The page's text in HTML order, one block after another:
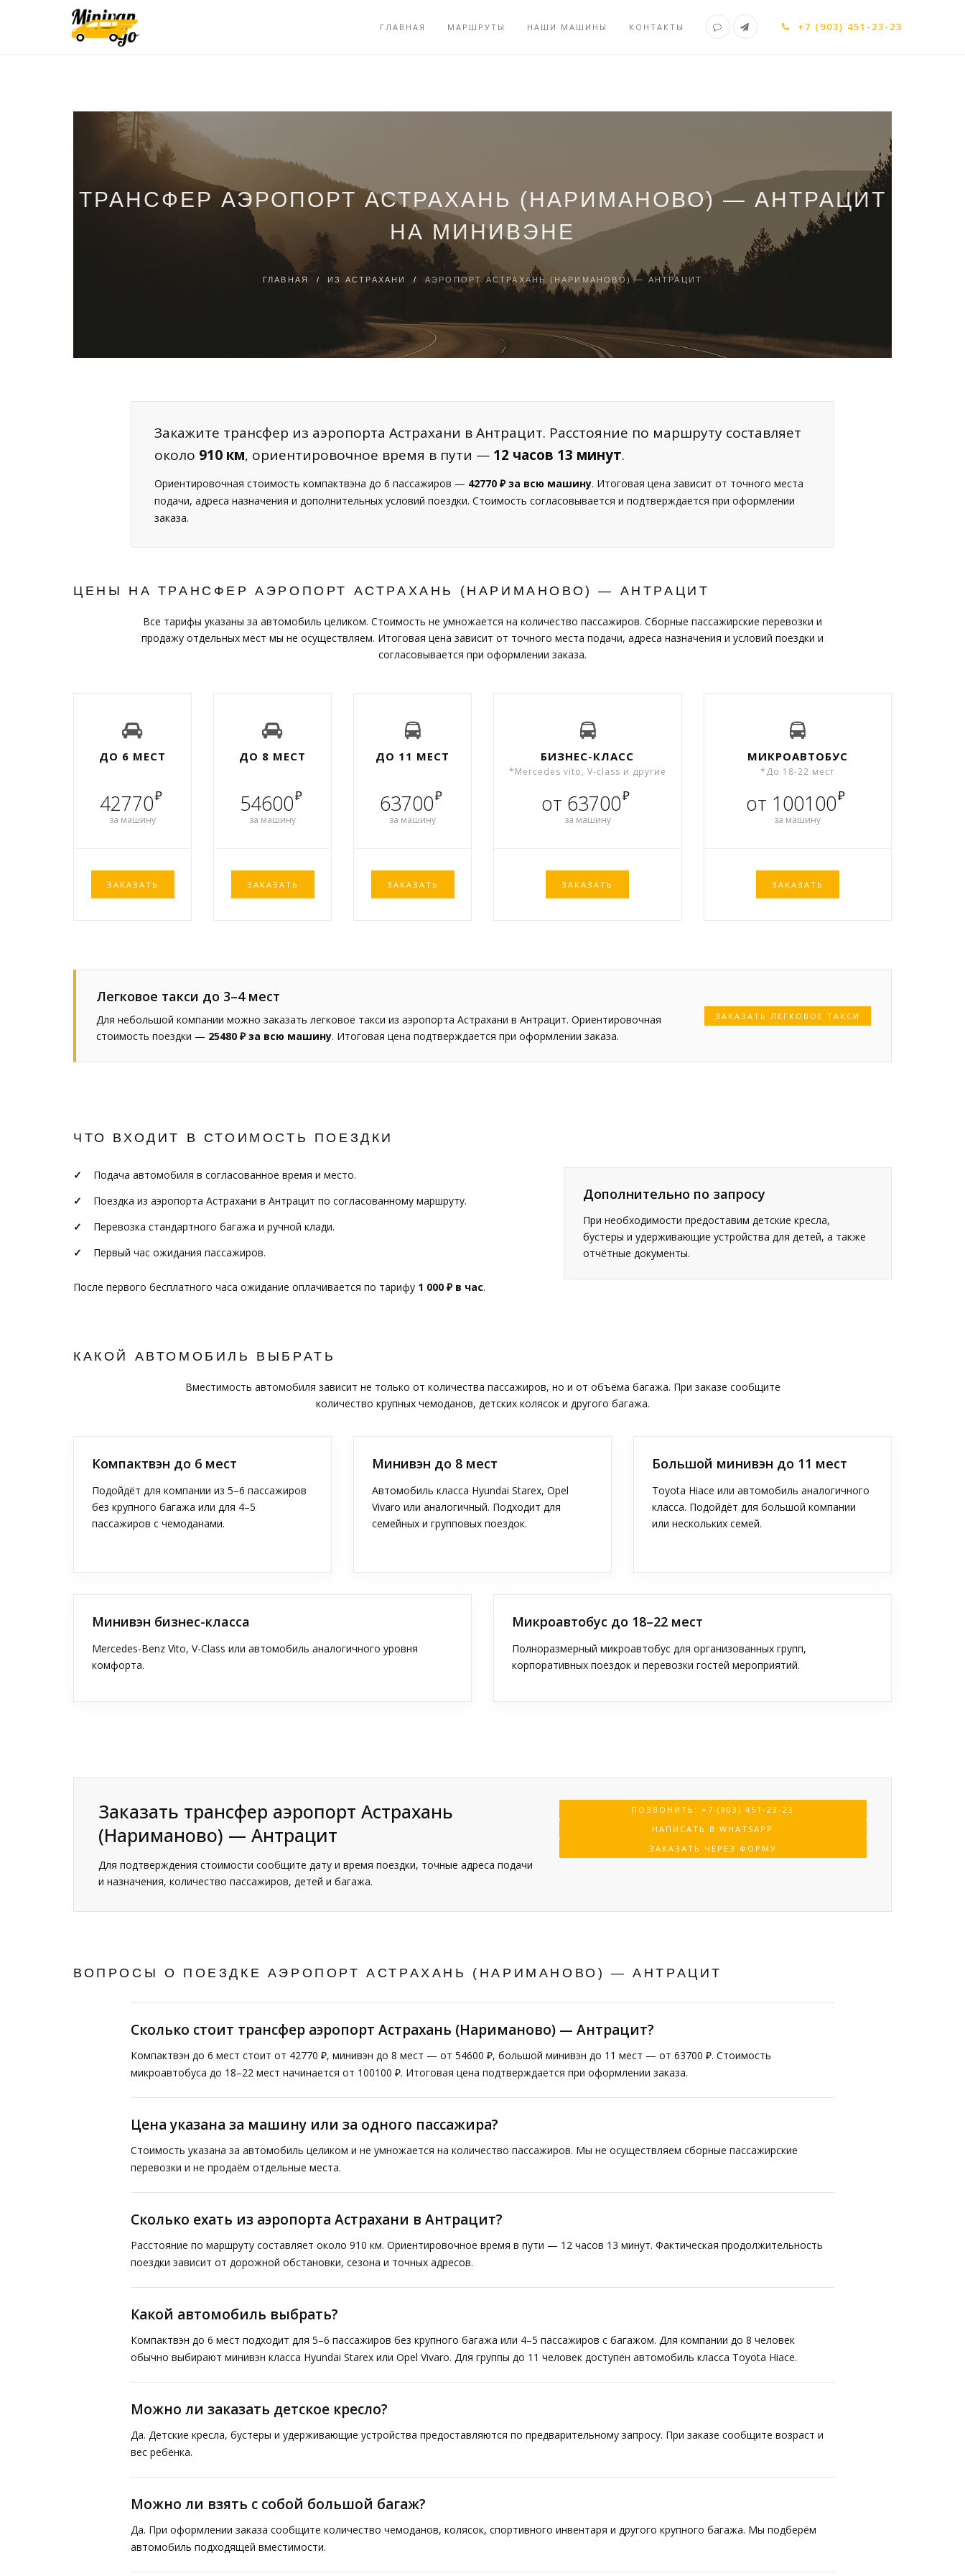
ГЛАВНАЯ МАРШРУТЫ НАШИ МАШИНЫ КОНТАКТЫ +7 (903) 451-23-23
ТРАНСФЕР АЭРОПОРТ АСТРАХАНЬ (НАРИМАНОВО) — АНТРАЦИТ
НА МИНИВЭНЕ
ГЛАВНАЯ /ИЗ АСТРАХАНИ /АЭРОПОРТ АСТРАХАНЬ (НАРИМАНОВО) — АНТРАЦИТ
Закажите трансфер из аэропорта Астрахани в Антрацит. Расстояние по маршруту составляет
около 910 км, ориентировочное время в пути — 12 часов 13 минут.
Ориентировочная стоимость компактвэна до 6 пассажиров — 42770 ₽ за всю машину. Итоговая цена зависит от точного места
подачи, адреса назначения и дополнительных условий поездки. Стоимость согласовывается и подтверждается при оформлении
заказа.
ЦЕНЫ НА ТРАНСФЕР АЭРОПОРТ АСТРАХАНЬ (НАРИМАНОВО) — АНТРАЦИТ
Все тарифы указаны за автомобиль целиком. Стоимость не умножается на количество пассажиров. Сборные пассажирские перевозки и
продажу отдельных мест мы не осуществляем. Итоговая цена зависит от точного места подачи, адреса назначения и условий поездки и
согласовывается при оформлении заказа.
ДО 6 МЕСТ
42770₽
за машину
ЗАКАЗАТЬ
ДО 8 МЕСТ
54600₽
за машину
ЗАКАЗАТЬ
ДО 11 МЕСТ
63700₽
за машину
ЗАКАЗАТЬ
БИЗНЕС-КЛАСС
*Mercedes vito, V-class и другие
от 63700₽
за машину
ЗАКАЗАТЬ
МИКРОАВТОБУС
*До 18-22 мест
от 100100₽
за машину
ЗАКАЗАТЬ
Легковое такси до 3–4 мест
Для небольшой компании можно заказать легковое такси из аэропорта Астрахани в Антрацит. Ориентировочная
стоимость поездки — 25480 ₽ за всю машину. Итоговая цена подтверждается при оформлении заказа.
ЗАКАЗАТЬ ЛЕГКОВОЕ ТАКСИ
ЧТО ВХОДИТ В СТОИМОСТЬ ПОЕЗДКИ
Подача автомобиля в согласованное время и место.
Поездка из аэропорта Астрахани в Антрацит по согласованному маршруту.
Перевозка стандартного багажа и ручной клади.
Первый час ожидания пассажиров.
После первого бесплатного часа ожидание оплачивается по тарифу 1 000 ₽ в час.
Дополнительно по запросу
При необходимости предоставим детские кресла,
бустеры и удерживающие устройства для детей, а также
отчётные документы.
КАКОЙ АВТОМОБИЛЬ ВЫБРАТЬ
Вместимость автомобиля зависит не только от количества пассажиров, но и от объёма багажа. При заказе сообщите
количество крупных чемоданов, детских колясок и другого багажа.
Компактвэн до 6 мест
Подойдёт для компании из 5–6 пассажиров
без крупного багажа или для 4–5
пассажиров с чемоданами.
Минивэн до 8 мест
Автомобиль класса Hyundai Starex, Opel
Vivaro или аналогичный. Подходит для
семейных и групповых поездок.
Большой минивэн до 11 мест
Toyota Hiace или автомобиль аналогичного
класса. Подойдёт для большой компании
или нескольких семей.
Минивэн бизнес-класса
Mercedes-Benz Vito, V-Class или автомобиль аналогичного уровня
комфорта.
Микроавтобус до 18–22 мест
Полноразмерный микроавтобус для организованных групп,
корпоративных поездок и перевозки гостей мероприятий.
Заказать трансфер аэропорт Астрахань
(Нариманово) — Антрацит
Для подтверждения стоимости сообщите дату и время поездки, точные адреса подачи
и назначения, количество пассажиров, детей и багажа.
ПОЗВОНИТЬ: +7 (903) 451-23-23
НАПИСАТЬ В WHATSAPP
ЗАКАЗАТЬ ЧЕРЕЗ ФОРМУ
ВОПРОСЫ О ПОЕЗДКЕ АЭРОПОРТ АСТРАХАНЬ (НАРИМАНОВО) — АНТРАЦИТ
Сколько стоит трансфер аэропорт Астрахань (Нариманово) — Антрацит?
Компактвэн до 6 мест стоит от 42770 ₽, минивэн до 8 мест — от 54600 ₽, большой минивэн до 11 мест — от 63700 ₽. Стоимость
микроавтобуса до 18–22 мест начинается от 100100 ₽. Итоговая цена подтверждается при оформлении заказа.
Цена указана за машину или за одного пассажира?
Стоимость указана за автомобиль целиком и не умножается на количество пассажиров. Мы не осуществляем сборные пассажирские
перевозки и не продаём отдельные места.
Сколько ехать из аэропорта Астрахани в Антрацит?
Расстояние по маршруту составляет около 910 км. Ориентировочное время в пути — 12 часов 13 минут. Фактическая продолжительность
поездки зависит от дорожной обстановки, сезона и точных адресов.
Какой автомобиль выбрать?
Компактвэн до 6 мест подходит для 5–6 пассажиров без крупного багажа или 4–5 пассажиров с багажом. Для компании до 8 человек
обычно выбирают минивэн класса Hyundai Starex или Opel Vivaro. Для группы до 11 человек доступен автомобиль класса Toyota Hiace.
Можно ли заказать детское кресло?
Да. Детские кресла, бустеры и удерживающие устройства предоставляются по предварительному запросу. При заказе сообщите возраст и
вес ребёнка.
Можно ли взять с собой большой багаж?
Да. При оформлении заказа сообщите количество чемоданов, колясок, спортивного инвентаря и другого крупного багажа. Мы подберём
автомобиль подходящей вместимости.